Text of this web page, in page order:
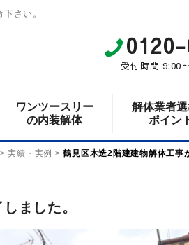
さい。
受付時間 9:00
ワンツースリー
の内装解体
解体業者
ポイン
>実績・実例 >鶴見区木造2階建建物解体工事
ました。